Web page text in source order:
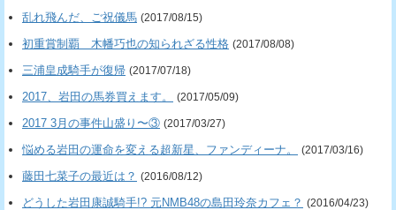
乱れ飛んだ、ご祝儀馬 (2017/08/15)
初重賞制覇 木幡巧也の知られざる性格 (2017/08/08)
三浦皇成騎手が復帰 (2017/07/18)
2017、岩田の馬券買えます。 (2017/05/09)
2017 3月の事件山盛り〜③ (2017/03/27)
悩める岩田の運命を変える超新星、ファンディーナ。 (2017/03/16)
藤田七菜子の最近は？ (2016/08/12)
どうした岩田康誠騎手!? 元NMB48の島田玲奈カフェ？ (2016/04/23)